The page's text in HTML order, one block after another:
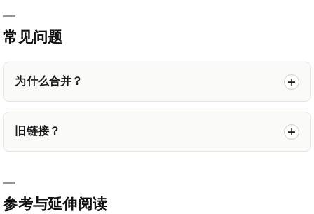
常见问题
为什么合并？
旧链接？
参考与延伸阅读